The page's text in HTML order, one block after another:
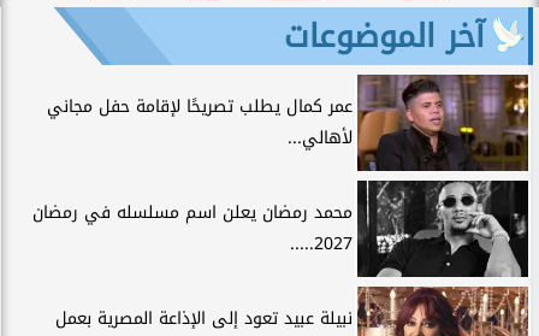
آخر الموضوعات
عمر كمال يطلب تصريحًا لإقامة حفل مجاني
لأهالي...
محمد رمضان يعلن اسم مسلسله في رمضان
2027.....
نبيلة عبيد تعود إلى الإذاعة المصرية بعمل